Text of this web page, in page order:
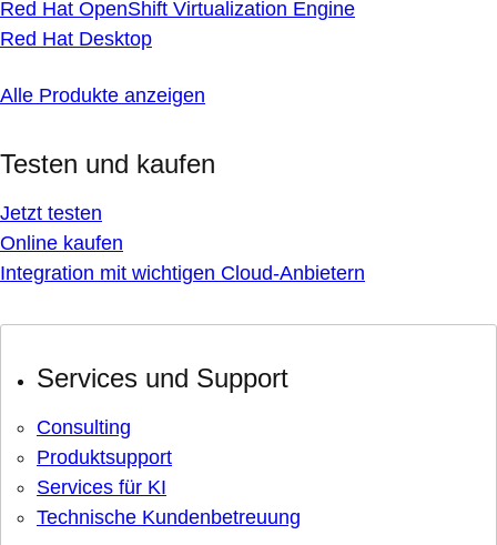
Red Hat OpenShift Virtualization Engine
Red Hat Desktop
Alle Produkte anzeigen
Testen und kaufen
Jetzt testen
Online kaufen
Integration mit wichtigen Cloud-Anbietern
Services und Support
Consulting
Produktsupport
Services für KI
Technische Kundenbetreuung